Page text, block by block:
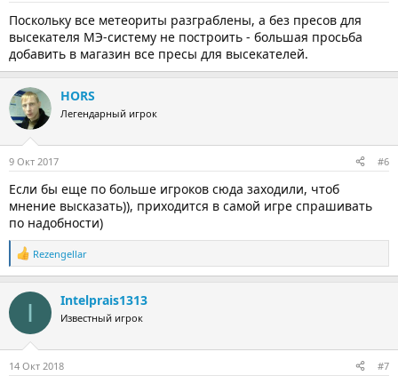
Поскольку все метеориты разграблены, а без пресов для
высекателя МЭ-систему не построить - большая просьба
добавить в магазин все пресы для высекателей.
HORS
Легендарный игрок
9 Окт 2017 #6
Если бы еще по больше игроков сюда заходили, чтоб
мнение высказать)), приходится в самой игре спрашивать
по надобности)
Р
к
и
:
Rezengellar
I Intelprais1313
Известный игрок
14 Окт 2018 #7